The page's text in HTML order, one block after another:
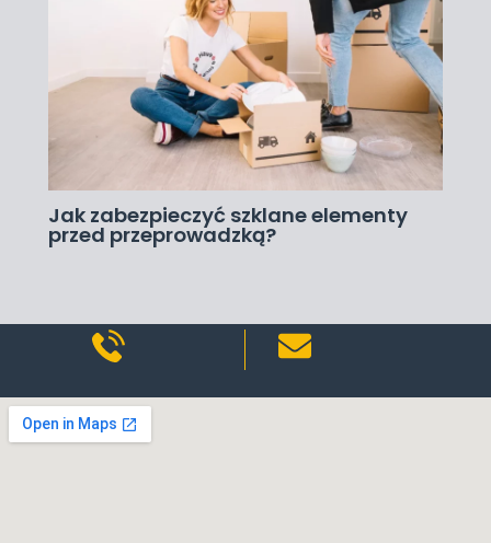
Jak zabezpieczyć szklane elementy
przed przeprowadzką?